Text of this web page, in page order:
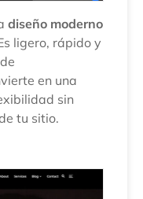
diseño moderno
ligero, rápido y
en una
sin
tu sitio.